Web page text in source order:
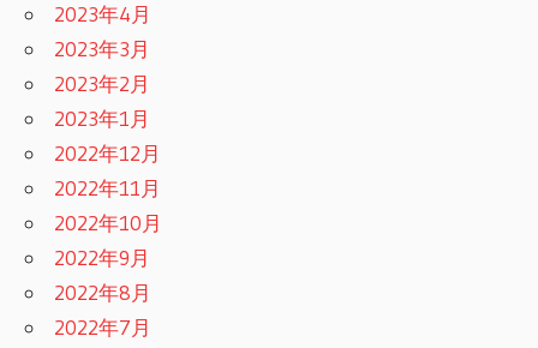
2023年4月
2023年3月
2023年2月
2023年1月
2022年12月
2022年11月
2022年10月
2022年9月
2022年8月
2022年7月